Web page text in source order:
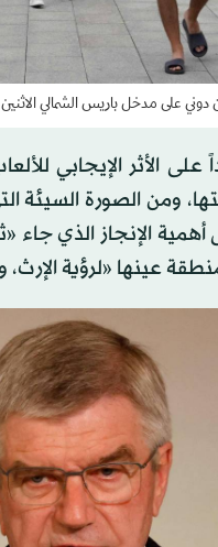
دوني على مدخل باريس الشمالي
على الأثر الإيجابي
ومن الصورة
أهمية الإنجاز
عينها «لرؤية